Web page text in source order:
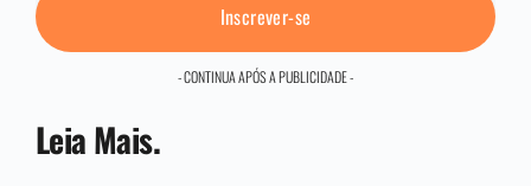
Inscrever-se
- CONTINUA APÓS A PUBLICIDADE -
Leia Mais.